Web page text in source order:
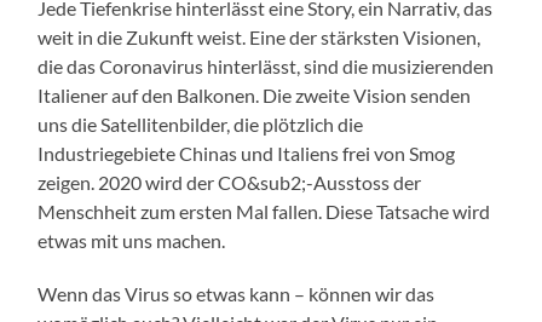
Jede Tiefenkrise hinterlässt eine Story, ein Narrativ, das
weit in die Zukunft weist. Eine der stärksten Visionen,
die das Coronavirus hinterlässt, sind die musizierenden
Italiener auf den Balkonen. Die zweite Vision senden
uns die Satellitenbilder, die plötzlich die
Industriegebiete Chinas und Italiens frei von Smog
zeigen. 2020 wird der CO&sub2;-Ausstoss der
Menschheit zum ersten Mal fallen. Diese Tatsache wird
etwas mit uns machen.
Wenn das Virus so etwas kann – können wir das